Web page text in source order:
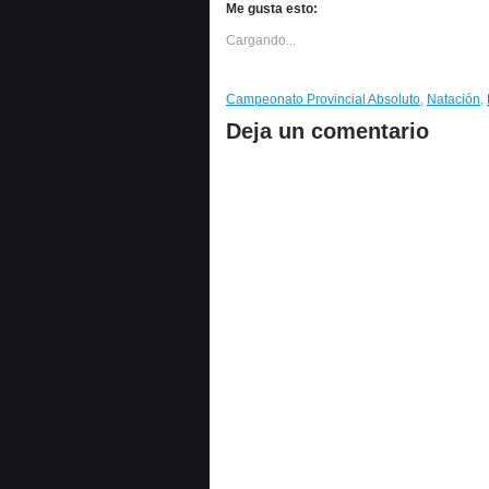
Me gusta esto:
Cargando...
Campeonato Provincial Absoluto, Natación,
Deja un comentario